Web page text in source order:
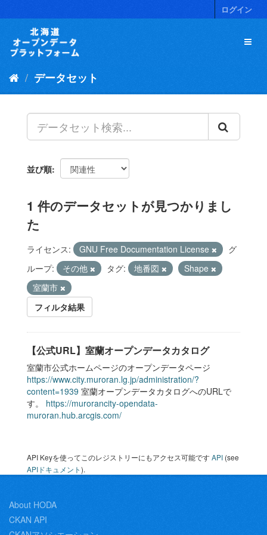
キ
ログイン
データセット
並び順
1 件のデータセットが見つかりまし
た
ライセンス: GNU Free Documentation License
グ
ループ:
その他 タグ: 地番図
Shape
室蘭市
フィルタ結果
【公式URL】室蘭オープンデータカタログ
室蘭市公式ホームページのオープンデータページ
https://www.city.muroran.lg.jp/administration/?
content=1939 室蘭オープンデータカタログへのURLで
す。 https://murorancity-opendata-
muroran.hub.arcgis.com/
API Keyを使ってこのレジストリーにもアクセス可能ですAPI (see
APIドキュメント).
About HODA
CKAN API